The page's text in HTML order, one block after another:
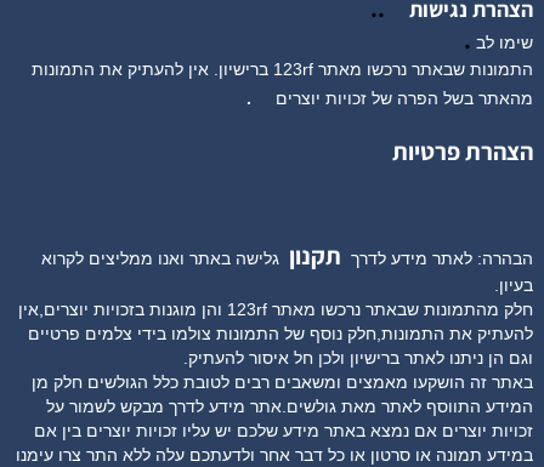
הצהרת נגישות ..
שימו לב .
התמונות שבאתר נרכשו מאתר 123rf ברישיון. אין להעתיק את התמונות
מהאתר בשל הפרה של זכויות יוצרים
.
הצהרת פרטיות
הבהרה: לאתר מידע לדרך תקנון גלישה באתר ואנו ממליצים לקרוא
בעיון.
חלק מהתמונות שבאתר נרכשו מאתר 123rf והן מוגנות בזכויות יוצרים,אין
להעתיק את התמונות,חלק נוסף של התמונות צולמו בידי צלמים פרטיים
וגם הן ניתנו לאתר ברישיון ולכן חל איסור להעתיק.
באתר זה הושקעו מאמצים ומשאבים רבים לטובת כלל הגולשים חלק מן
המידע התווסף לאתר מאת גולשים.אתר מידע לדרך מבקש לשמור על
זכויות יוצרים אם נמצא באתר מידע שלכם יש עליו זכויות יוצרים בין אם
במידע תמונה או סרטון או כל דבר אחר ולדעתכם עלה ללא התר צרו עימנו